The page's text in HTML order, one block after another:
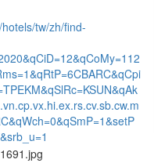
tw/zh/find-